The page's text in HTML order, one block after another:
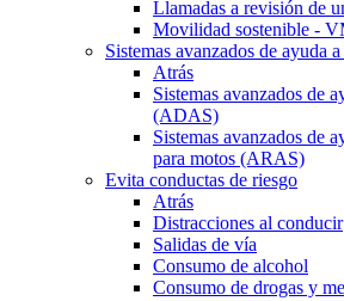
Llamadas a revisión de
Movilidad sostenible -
Sistemas avanzados de ayuda
Atrás
Sistemas avanzados de
(ADAS)
Sistemas avanzados de
para motos (ARAS)
Evita conductas de riesgo
Atrás
Distracciones al conducir
Salidas de vía
Consumo de alcohol
Consumo de drogas y